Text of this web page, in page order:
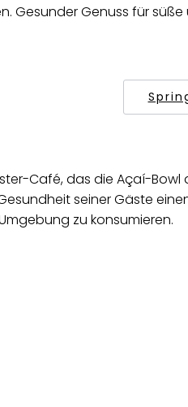
Gesunder Genuss für
Café, das die Açaí-
seiner Gäste
zu konsumieren.